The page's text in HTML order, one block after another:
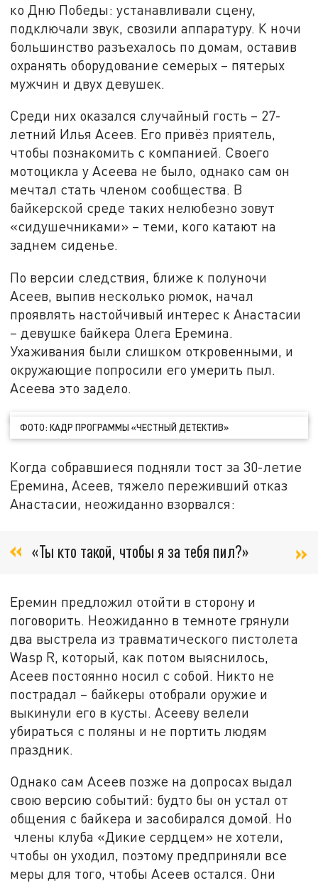
ко Дню Победы: устанавливали сцену,
подключали звук, свозили аппаратуру. К ночи
большинство разъехалось по домам, оставив
охранять оборудование семерых – пятерых
мужчин и двух девушек.
Среди них оказался случайный гость – 27-
летний Илья Асеев. Его привёз приятель,
чтобы познакомить с компанией. Своего
мотоцикла у Асеева не было, однако сам он
мечтал стать членом сообщества. В
байкерской среде таких нелюбезно зовут
«сидушечниками» – теми, кого катают на
заднем сиденье.
По версии следствия, ближе к полуночи
Асеев, выпив несколько рюмок, начал
проявлять настойчивый интерес к Анастасии
– девушке байкера Олега Еремина.
Ухаживания были слишком откровенными, и
окружающие попросили его умерить пыл.
Асеева это задело.
ФОТО: КАДР ПРОГРАММЫ «ЧЕСТНЫЙ ДЕТЕКТИВ»
Когда собравшиеся подняли тост за 30-летие
Еремина, Асеев, тяжело переживший отказ
Анастасии, неожиданно взорвался:
«Ты кто такой, чтобы я за тебя пил?»
Еремин предложил отойти в сторону и
поговорить. Неожиданно в темноте грянули
два выстрела из травматического пистолета
Wasp R, который, как потом выяснилось,
Асеев постоянно носил с собой. Никто не
пострадал – байкеры отобрали оружие и
выкинули его в кусты. Асееву велели
убираться с поляны и не портить людям
праздник.
Однако сам Асеев позже на допросах выдал
свою версию событий: будто бы он устал от
общения с байкера и засобирался домой. Но
члены клуба «Дикие сердцем» не хотели,
чтобы он уходил, поэтому предприняли все
меры для того, чтобы Асеев остался. Они